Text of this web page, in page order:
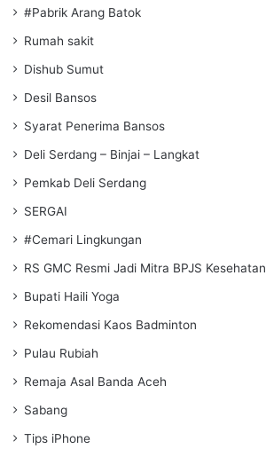
#Pabrik Arang Batok
Rumah sakit
Dishub Sumut
Desil Bansos
Syarat Penerima Bansos
Deli Serdang – Binjai – Langkat
Pemkab Deli Serdang
SERGAI
#Cemari Lingkungan
RS GMC Resmi Jadi Mitra BPJS Kesehatan
Bupati Haili Yoga
Rekomendasi Kaos Badminton
Pulau Rubiah
Remaja Asal Banda Aceh
Sabang
Tips iPhone